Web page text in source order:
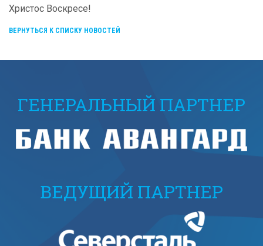
Христос Воскресе!
ВЕРНУТЬСЯ К СПИСКУ НОВОСТЕЙ
ГЕНЕРАЛЬНЫЙ ПАРТНЕР
ВЕДУЩИЙ ПАРТНЕР